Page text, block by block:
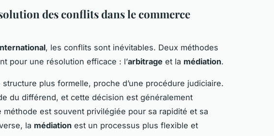
des conflits dans le commerce
, les conflits sont inévitables. Deux méthodes
pour une résolution efficace : l’arbitrage et la médiation.
plus formelle, proche d’une procédure judiciaire.
du différend, et cette décision est généralement
méthode est souvent privilégiée pour sa rapidité et sa
la médiation est un processus plus flexible et